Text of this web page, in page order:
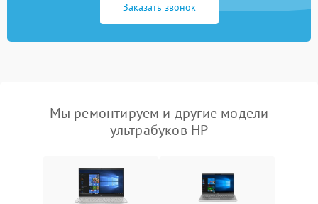
Заказать звонок
Мы ремонтируем и другие модели
ультрабуков HP